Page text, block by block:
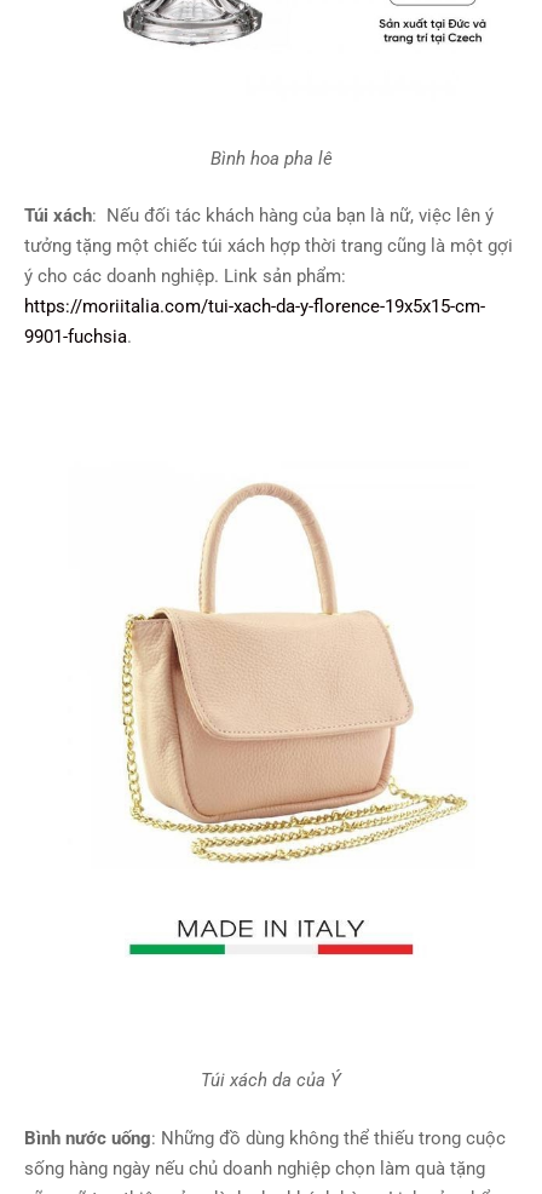
Bình hoa pha lê
Túi xách: Nếu đối tác khách hàng của bạn là nữ, việc lên ý
tưởng tặng một chiếc túi xách hợp thời trang cũng là một gợi
ý cho các doanh nghiệp. Link sản phẩm:
https://moriitalia.com/tui-xach-da-y-florence-19x5x15-cm-
9901-fuchsia.
Túi xách da của Ý
Bình nước uống: Những đồ dùng không thể thiếu trong cuộc
sống hàng ngày nếu chủ doanh nghiệp chọn làm quà tặng